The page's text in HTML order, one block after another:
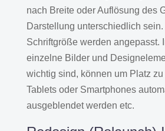
nach Breite oder Auflösung des
Darstellung unterschiedlich sein.
Schriftgröße werden angepasst.
einzelne Bilder und
wichtig sind, können um Platz
Tablets oder Smartphones
ausgeblendet werden etc.